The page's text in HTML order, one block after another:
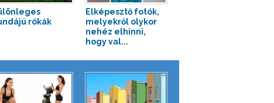
rókák
Elképesztő fotók,
melyekről olykor
nehéz elhinni,
hogy val...